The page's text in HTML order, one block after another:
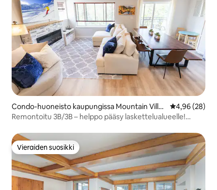
Condo-huoneisto kaupungissa Mountain Villa
ge
4,96 (28)
Remontoitu 3B/3B – helppo pääsy laskettelualueelle!
Vieraiden suosikki
Vieraiden suosikki